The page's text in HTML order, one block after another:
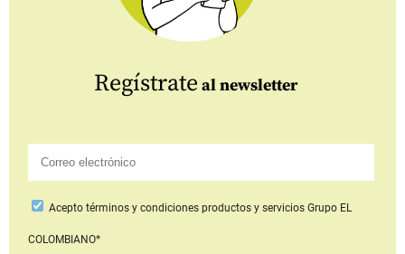
Regístrate al newsletter
Aceptotérminos y condiciones productos y serviciosGrupo EL
COLOMBIANO*